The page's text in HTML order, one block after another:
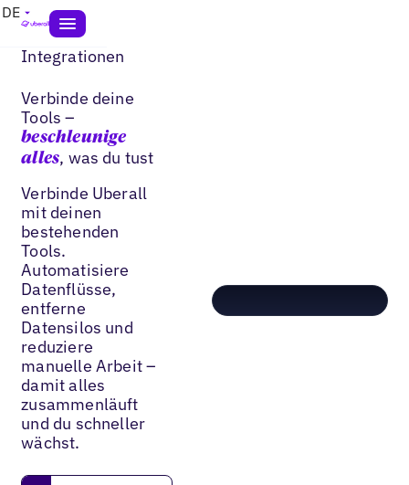
DE
Integrationen
Verbinde deine
Tools –
beschleunige
alles, was du tust
Verbinde Uberall
mit deinen
bestehenden
Tools.
Automatisiere
Datenflüsse,
entferne
Datensilos und
reduziere
manuelle Arbeit –
damit alles
zusammenläuft
und du schneller
wächst.